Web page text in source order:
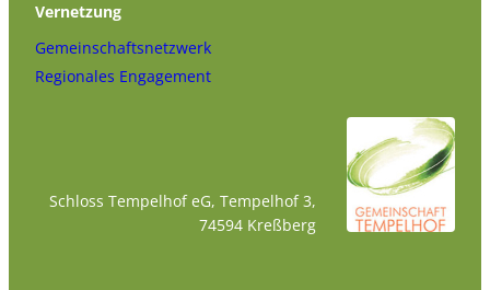
Vernetzung
Gemeinschaftsnetzwerk
Regionales Engagement
Schloss Tempelhof eG, Tempelhof 3,
74594 Kreßberg